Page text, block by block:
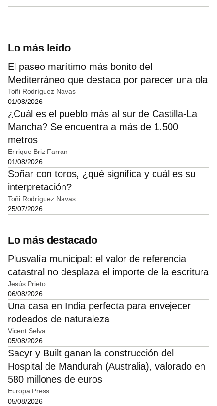
Lo más leído
El paseo marítimo más bonito del
Mediterráneo que destaca por parecer una ola
Toñi Rodríguez Navas
01/08/2026
¿Cuál es el pueblo más al sur de Castilla-La
Mancha? Se encuentra a más de 1.500
metros
Enrique Briz Farran
01/08/2026
Soñar con toros, ¿qué significa y cuál es su
interpretación?
Toñi Rodríguez Navas
25/07/2026
Lo más destacado
Plusvalía municipal: el valor de referencia
catastral no desplaza el importe de la escritura
Jesús Prieto
06/08/2026
Una casa en India perfecta para envejecer
rodeados de naturaleza
Vicent Selva
05/08/2026
Sacyr y Built ganan la construcción del
Hospital de Mandurah (Australia), valorado en
580 millones de euros
Europa Press
05/08/2026